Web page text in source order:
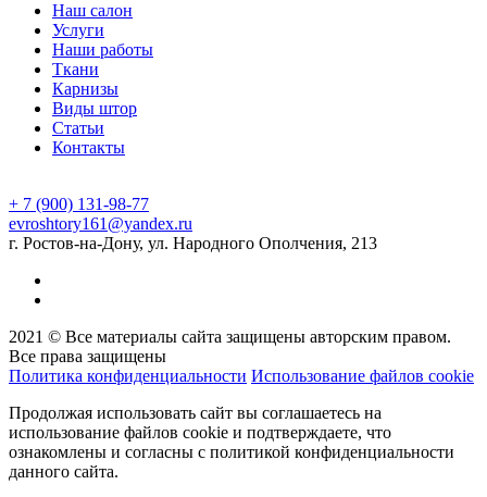
Наш салон
Услуги
Наши работы
Ткани
Карнизы
Виды штор
Статьи
Контакты
+ 7 (900) 131-98-77
evroshtory161@yandex.ru
г. Ростов-на-Дону, ул. Народного Ополчения, 213
2021 © Все материалы сайта защищены авторским правом.
Все права защищены
Политика конфиденциальности Использование файлов cookie
Продолжая использовать сайт вы соглашаетесь на
использование файлов cookie и подтверждаете, что
ознакомлены и согласны с политикой конфиденциальности
данного сайта.